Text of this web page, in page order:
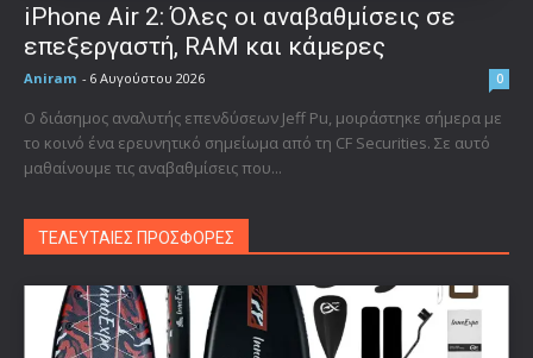
iPhone Air 2: Όλες οι αναβαθμίσεις σε
επεξεργαστή, RAM και κάμερες
Aniram - 6 Αυγούστου 2026 0
Ο διάσημος αναλυτής επενδύσεων Jeff Pu, μοιράστηκε σήμερα με
το κοινό ένα ερευνητικό σημείωμα από τη CF Securities. Σε αυτό
μαθαίνουμε τις αναβαθμίσεις που...
ΤΕΛΕΥΤΑΙΕΣ ΠΡΟΣΦΟΡΕΣ